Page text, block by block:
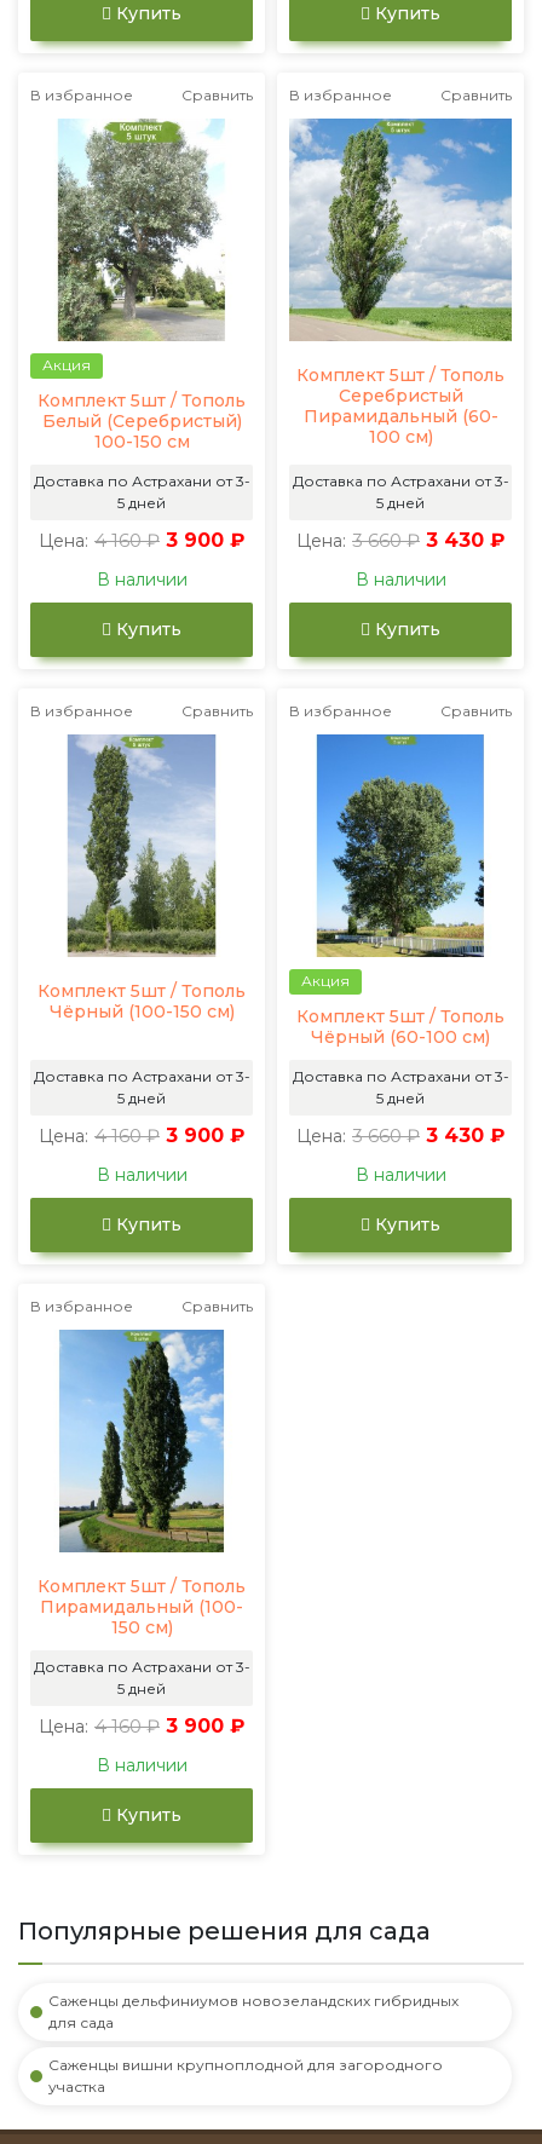
Купить Купить
В избранное Сравнить
Акция
Комплект 5шт / Тополь
Белый (Серебристый)
100-150 см
Доставка по Астрахани от 3-
5 дней
Цена: 4 160 ₽ 3 900 ₽
В наличии
Купить
В избранное Сравнить
Комплект 5шт / Тополь
Серебристый
Пирамидальный (60-
100 см)
Доставка по Астрахани от 3-
5 дней
Цена: 3 660 ₽ 3 430 ₽
В наличии
Купить
В избранное Сравнить
Комплект 5шт / Тополь
Чёрный (100-150 см)
Доставка по Астрахани от 3-
5 дней
Цена: 4 160 ₽ 3 900 ₽
В наличии
Купить
В избранное Сравнить
Акция
Комплект 5шт / Тополь
Чёрный (60-100 см)
Доставка по Астрахани от 3-
5 дней
Цена: 3 660 ₽ 3 430 ₽
В наличии
Купить
В избранное Сравнить
Комплект 5шт / Тополь
Пирамидальный (100-
150 см)
Доставка по Астрахани от 3-
5 дней
Цена: 4 160 ₽ 3 900 ₽
В наличии
Купить
Популярные решения для сада
Саженцы дельфиниумов новозеландских гибридных
для сада
Саженцы вишни крупноплодной для загородного
участка